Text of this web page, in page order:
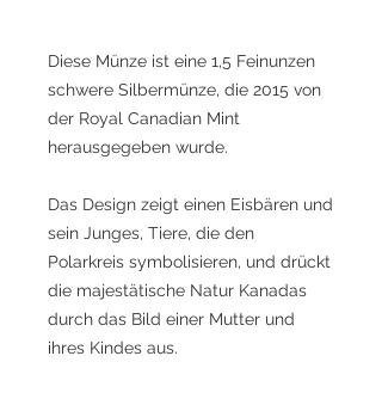
Diese Münze ist eine 1,5 Feinunzen
schwere Silbermünze, die 2015 von
der Royal Canadian Mint
herausgegeben wurde.
Das Design zeigt einen Eisbären und
sein Junges, Tiere, die den
Polarkreis symbolisieren, und drückt
die majestätische Natur Kanadas
durch das Bild einer Mutter und
ihres Kindes aus.